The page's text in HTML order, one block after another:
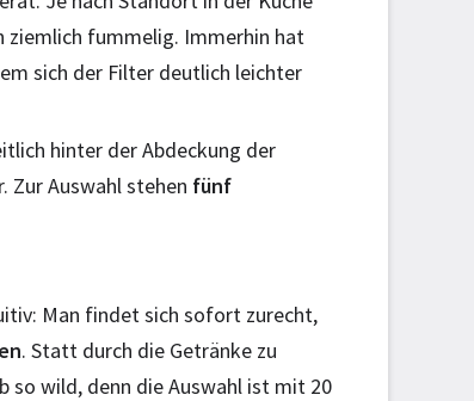
ziemlich fummelig. Immerhin hat
sich der Filter deutlich leichter
hinter der Abdeckung der
Zur Auswahl stehen fünf
Man findet sich sofort zurecht,
. Statt durch die Getränke zu
so wild, denn die Auswahl ist mit 20